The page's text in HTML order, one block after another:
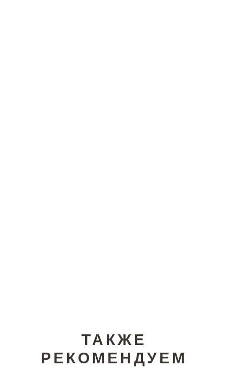
ТАКЖЕ
РЕКОМЕНДУЕМ